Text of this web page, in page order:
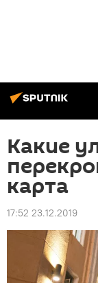
Какие
карта
17:52 23.12.2019